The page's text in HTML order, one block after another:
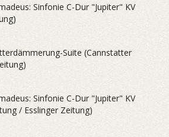
Sinfonie C-Dur "Jupiter" KV
Suite (Cannstatter
Sinfonie C-Dur "Jupiter" KV
/ Esslinger Zeitung)